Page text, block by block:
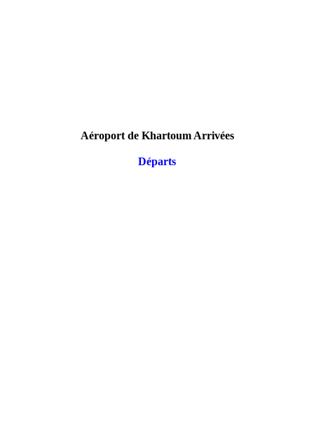
Aéroport de Khartoum Arrivées
Départs